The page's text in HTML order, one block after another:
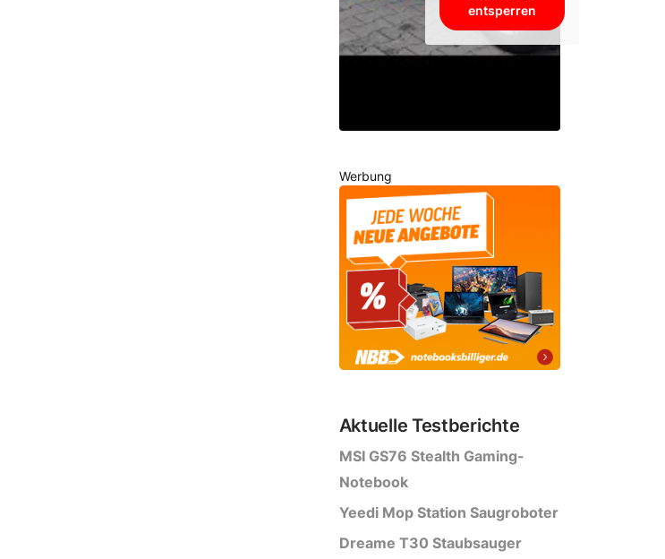
entsperren
Werbung
Aktuelle Testberichte
MSI GS76 Stealth Gaming-
Notebook
Yeedi Mop Station Saugroboter
Dreame T30 Staubsauger